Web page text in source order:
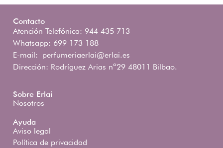
Contacto
Atención Telefónica: 944 435 713
Whatsapp: 699 173 188
E-mail: perfumeriaerlai@erlai.es
Dirección: Rodríguez Arias nº29 48011 Bilbao.
Sobre Erlai
Nosotros
Ayuda
Aviso legal
Política de privacidad